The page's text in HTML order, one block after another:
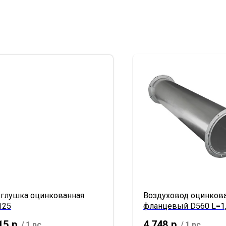
оцинкованная
Воздуховод
фланцевый D560